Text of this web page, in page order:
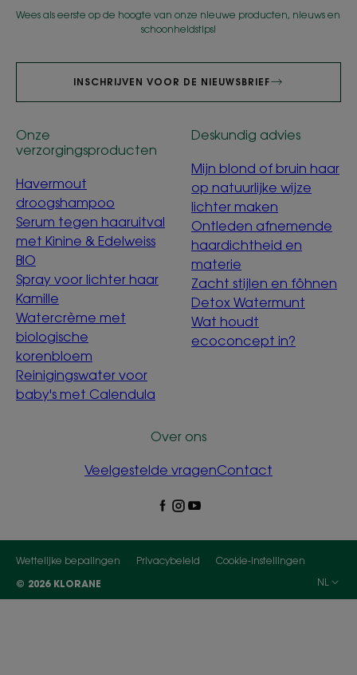
Wees als eerste op de hoogte van onze nieuwe producten, nieuws en
schoonheidstips!
INSCHRIJVEN VOOR DE NIEUWSBRIEF
Onze
verzorgingsproducten
Havermout
droogshampoo
Serum tegen haaruitval
met Kinine & Edelweiss
BIO
Spray voor lichter haar
Kamille
Watercrème met
biologische
korenbloem
Reinigingswater voor
baby's met Calendula
Deskundig advies
Mijn blond of bruin haar
op natuurlijke wijze
lichter maken
Ontleden afnemende
haardichtheid en
materie
Zacht stijlen en föhnen
Detox Watermunt
Wat houdt
ecoconcept in?
Over ons
Veelgestelde vragenContact
Wettelijke bepalingen Privacybeleid
Cookie-instellingen
© 2026 KLORANE
NL